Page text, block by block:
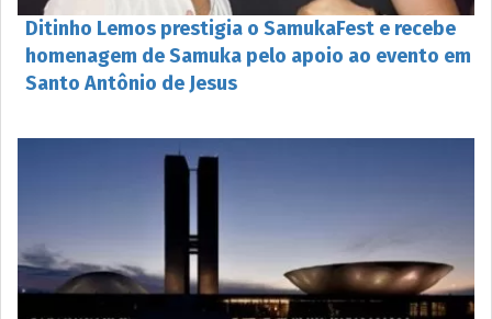
Ditinho Lemos prestigia o SamukaFest e recebe
homenagem de Samuka pelo apoio ao evento em
Santo Antônio de Jesus